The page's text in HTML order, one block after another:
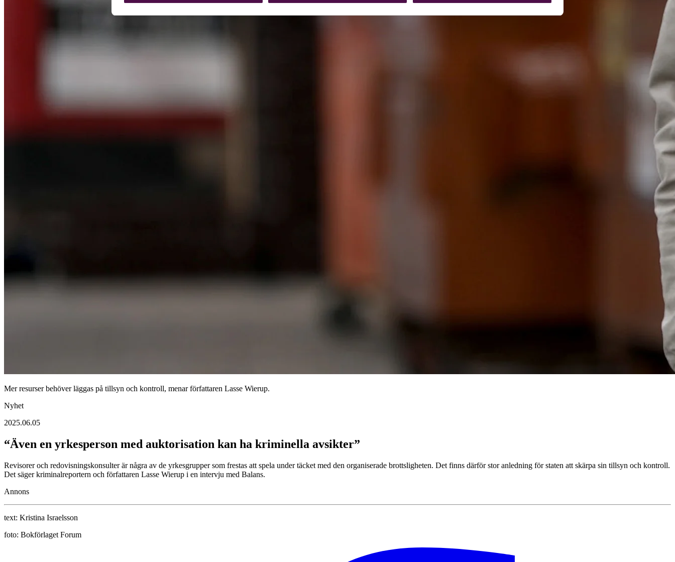
Mer resurser behöver läggas på tillsyn och kontroll, menar författaren Lasse Wierup.
Nyhet
2025.06.05
“Även en yrkesperson med auktorisation kan ha kriminella avsikter”
Revisorer och redovisningskonsulter är några av de yrkesgrupper som frestas att spela under täcket med den organiserade brottsligheten. Det finns därför stor anledning för staten att skärpa sin tillsyn och kontroll.
Det säger kriminalreportern och författaren Lasse Wierup i en intervju med Balans.
Annons
text: Kristina Israelsson
foto: Bokförlaget Forum